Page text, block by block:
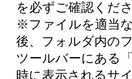
を必ずご確認くだ
※ファイルを適当
後、フォルダ内の
ツールバーにある
時に表示されるサ